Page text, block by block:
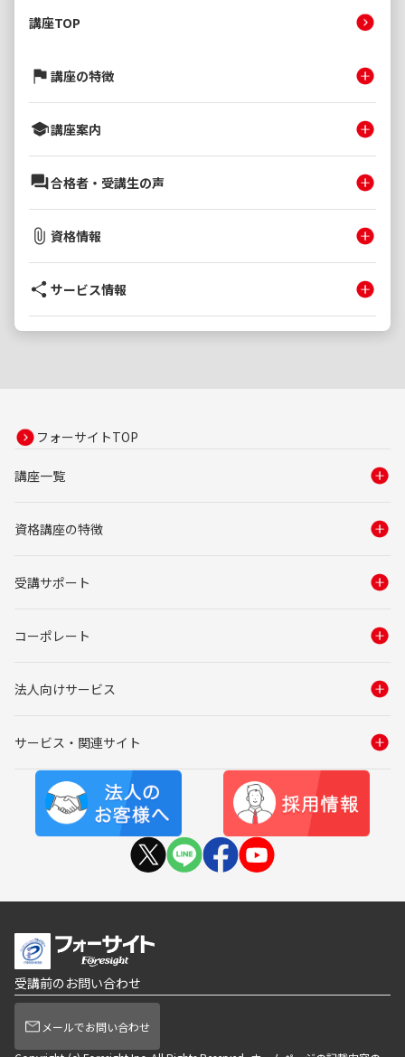
講座TOP
講座の特徴
講座案内
合格者・受講生の声
資格情報
サービス情報
フォーサイトTOP
講座一覧
資格講座の特徴
受講サポート
コーポレート
法人向けサービス
サービス・関連サイト
受講前のお問い合わせ
メールでお問い合わせ